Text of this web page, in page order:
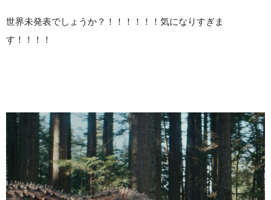
世界未発表でしょうか？！！！！！！気になりすぎま
す！！！！